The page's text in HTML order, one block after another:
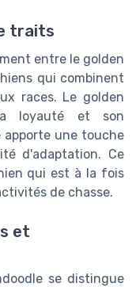
traits
entre le golden
qui combinent
races. Le golden
loyauté et son
une touche
d'adaptation. Ce
qui est à la fois
de chasse.
et
se distingue